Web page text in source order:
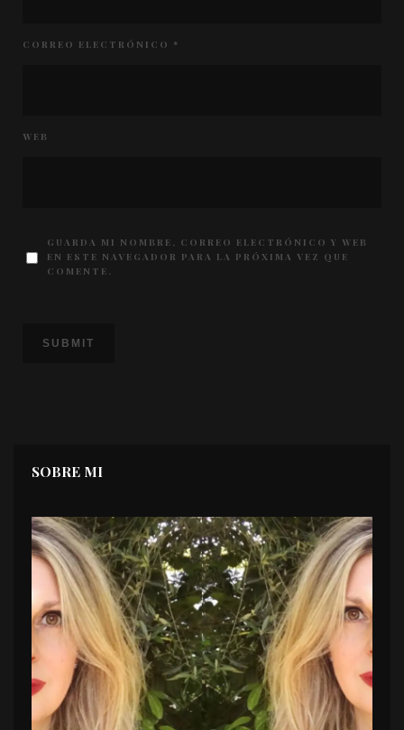
CORREO ELECTRÓNICO *
WEB
GUARDA MI NOMBRE, CORREO ELECTRÓNICO Y WEB
EN ESTE NAVEGADOR PARA LA PRÓXIMA VEZ QUE
COMENTE.
SOBRE MI